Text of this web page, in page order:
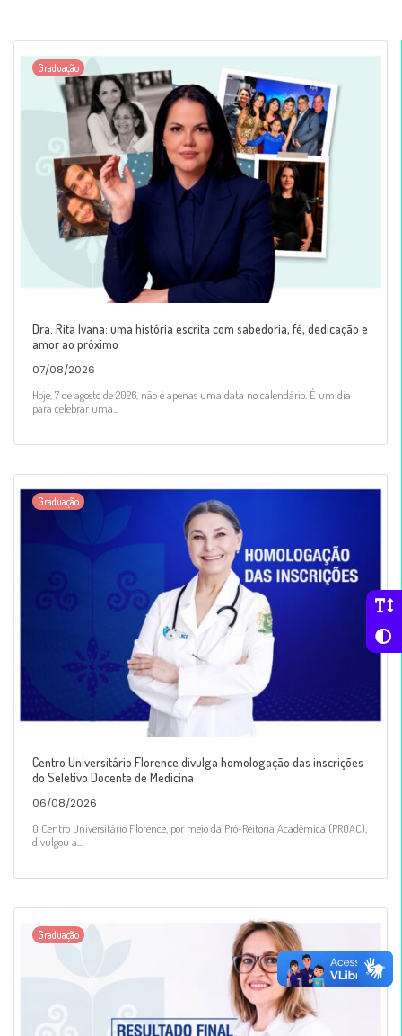
Graduação
Dra. Rita Ivana: uma história escrita com sabedoria, fé, dedicação e
amor ao próximo
07/08/2026
Hoje, 7 de agosto de 2026, não é apenas uma data no calendário. É um dia
para celebrar uma...
Graduação
Centro Universitário Florence divulga homologação das inscrições
do Seletivo Docente de Medicina
06/08/2026
O Centro Universitário Florence, por meio da Pró-Reitoria Acadêmica (PROAC),
divulgou a...
Graduação